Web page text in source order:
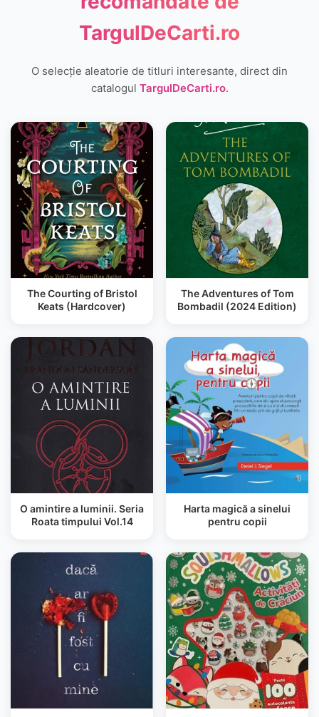
TargulDeCarti.ro
O selecție aleatorie de titluri interesante, direct din
catalogul TargulDeCarti.ro.
The Courting of Bristol
Keats (Hardcover)
The Adventures of Tom
Bombadil (2024 Edition)
O amintire a luminii. Seria
Roata timpului Vol.14
Harta magică a sinelui
pentru copii